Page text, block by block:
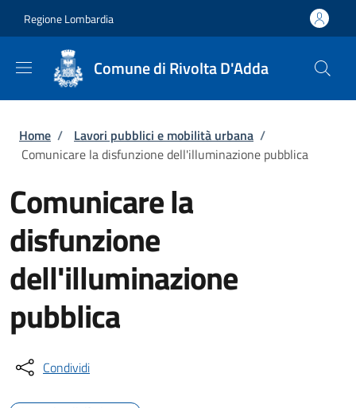
Regione Lombardia
Comune di Rivolta D'Adda
Briciole di pane
Home / Lavori pubblici e mobilità urbana /
Comunicare la disfunzione dell'illuminazione pubblica
Comunicare la
disfunzione
dell'illuminazione
pubblica
Condividi